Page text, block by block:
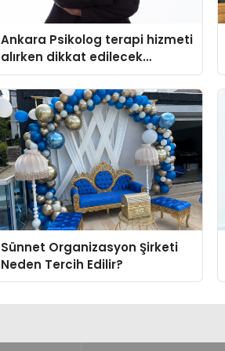
Ankara Psikolog terapi hizmeti
alırken dikkat edilecek
hususlar
Sünnet Organizasyon Şirketi
Neden Tercih Edilir?